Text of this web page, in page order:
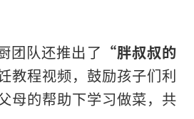
团队还推出了 “胖叔叔的
教程视频，鼓励孩子们利
母的帮助下学习做菜，共